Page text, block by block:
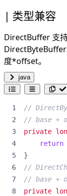
类型兼容
DirectBuffer 支
DirectByteBuffer
度*offset。
java
//
// base +
private
return
}
//
// base +
private